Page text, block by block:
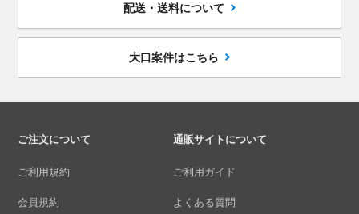
配送・送料について
大口案件はこちら
ご注文について
ご利用規約
会員規約
通販サイトについて
ご利用ガイド
よくある質問